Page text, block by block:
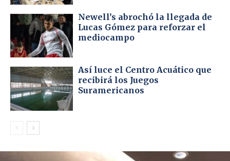
Newell’s abrochó la llegada de
Lucas Gómez para reforzar el
mediocampo
Así luce el Centro Acuático que
recibirá los Juegos
Suramericanos